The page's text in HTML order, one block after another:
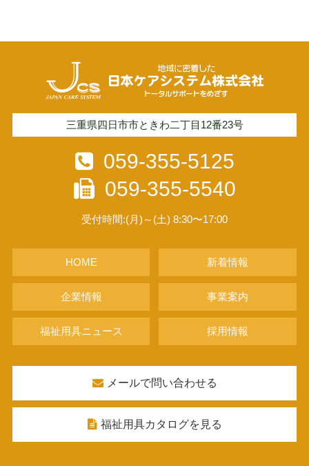
三重県四日市市ときわ二丁目12番23号
059-355-5125
059-355-5540
受付時間:(月)～(土) 8:30〜17:00
HOME 新着情報
企業情報 事業案内
福祉用具ニュース 採用情報
メールで問い合わせる
福祉用具カタログを見る